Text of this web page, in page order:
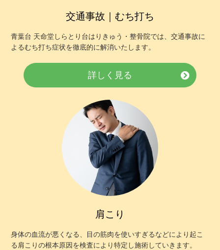
お客様の声
お問い合わせ
当院のアプリができました！
ご予約はこちらからも受け付けており
ます！
交通事故｜むち打ち
青葉台 天命堂しらとり台はりきゅう・整骨院では、交通事故に
よるむち打ち症状を徹底的に解消いたします。
詳しく見る
肩こり
身体の血流が悪くなる、目の筋肉を使いすぎるなどにより起こ
る肩こりの根本原因を検査により特定し施術していきます。